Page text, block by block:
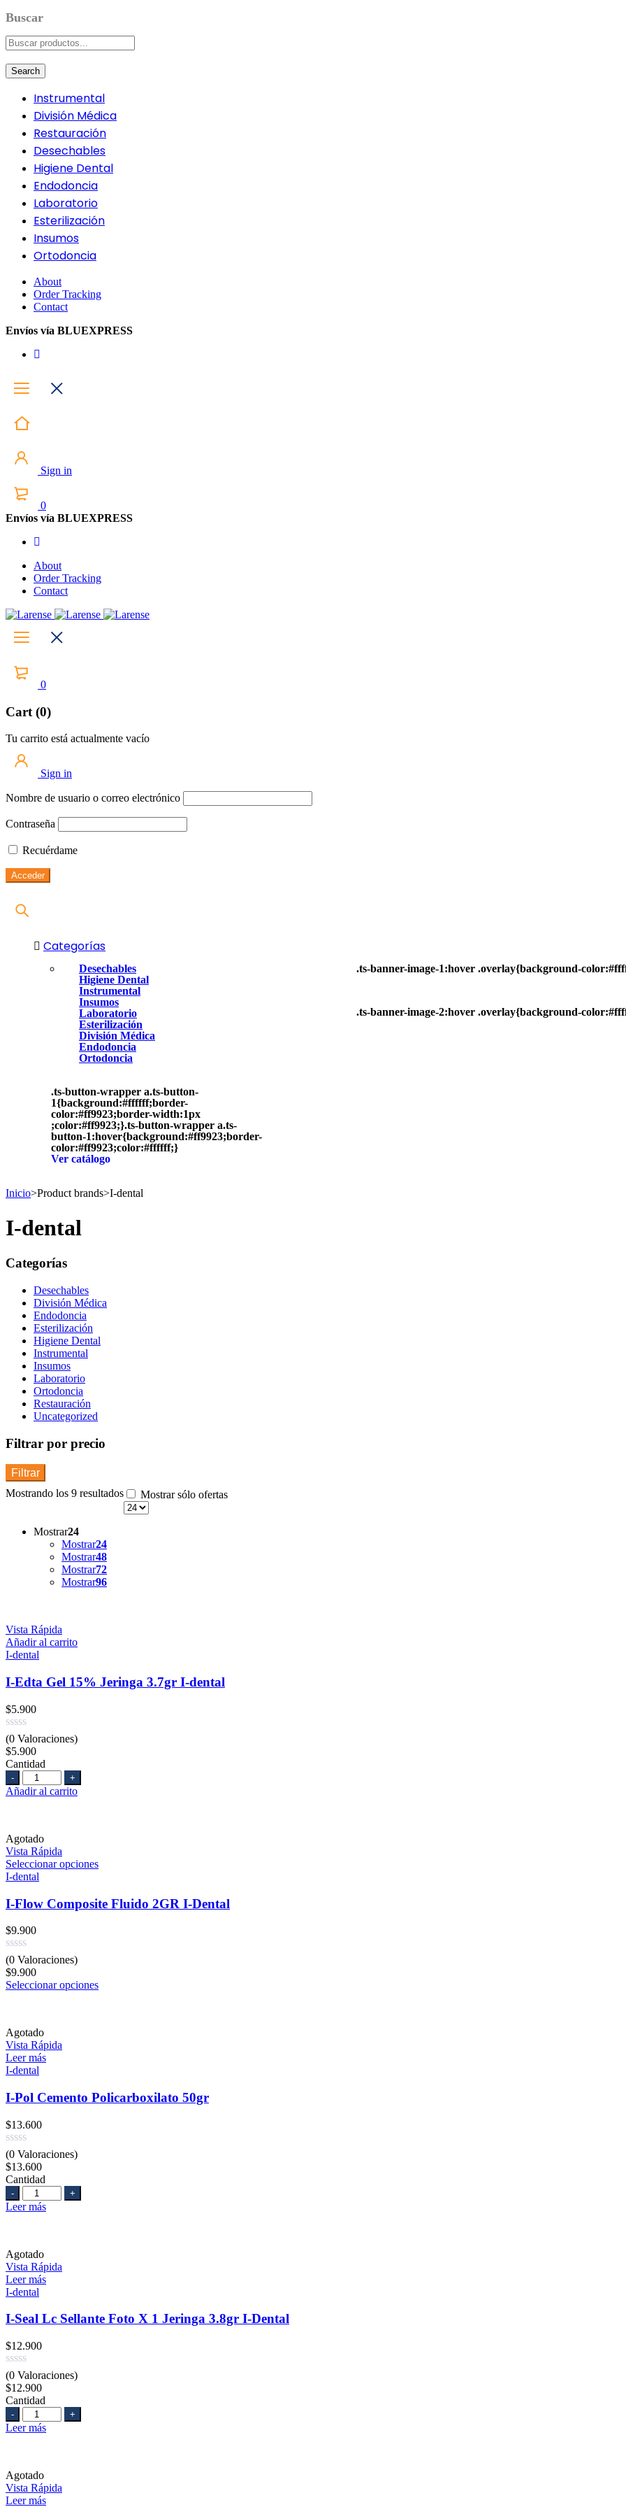
Search
Instrumental
División Médica
Restauración
Desechables
Higiene Dental
Endodoncia
Laboratorio
Esterilización
Insumos
Ortodoncia
About
Order Tracking
Contact
Envíos vía BLUEXPRESS
Sign in
0
Envíos vía BLUEXPRESS
About
Order Tracking
Contact
0
Cart (0)
Tu carrito está actualmente vacío
Sign in
Nombre de usuario o correo electrónico
Contraseña
Recuérdame
Categorías
Desechables
Higiene Dental
Instrumental
Insumos
Laboratorio
Esterilización
División Médica
Endodoncia
Ortodoncia
.ts-button-wrapper a.ts-button-
1{background:#ffffff;border-
color:#ff9923;border-width:1px
;color:#ff9923;}.ts-button-wrapper a.ts-
button-1:hover{background:#ff9923;border-
color:#ff9923;color:#ffffff;}
Ver catálogo
.ts-banner-image-1:hover .overlay{background-
.ts-banner-image-2:hover .overlay{background-
Inicio>Product brands>I-dental
I-dental
Categorías
Desechables
División Médica
Endodoncia
Esterilización
Higiene Dental
Instrumental
Insumos
Laboratorio
Ortodoncia
Restauración
Uncategorized
Filtrar por precio
Filtrar
Mostrando los 9 resultados Mostrar sólo ofertas
Mostrar24
Mostrar24
Mostrar48
Mostrar72
Mostrar96
Vista Rápida
Añadir al carrito
I-dental
I-Edta Gel 15% Jeringa 3.7gr I-dental
$5.900
(0 Valoraciones)
$5.900
Cantidad
Cantidad
Añadir al carrito
Agotado
Vista Rápida
Seleccionar opciones
I-dental
I-Flow Composite Fluido 2GR I-Dental
$9.900
(0 Valoraciones)
$9.900
Seleccionar opciones
Agotado
Vista Rápida
Leer más
I-dental
I-Pol Cemento Policarboxilato 50gr
$13.600
(0 Valoraciones)
$13.600
Cantidad
Cantidad
Leer más
Agotado
Vista Rápida
Leer más
I-dental
I-Seal Lc Sellante Foto X 1 Jeringa 3.8gr I-Dental
$12.900
(0 Valoraciones)
$12.900
Cantidad
Cantidad
Leer más
Agotado
Vista Rápida
Leer más